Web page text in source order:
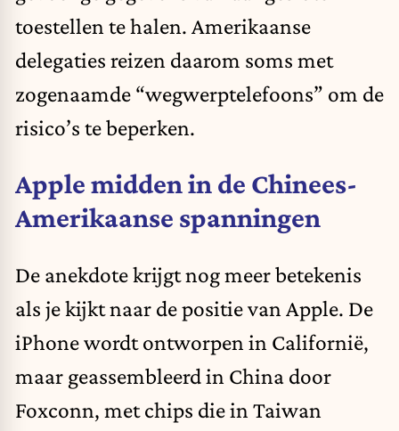
toestellen te halen. Amerikaanse
delegaties reizen daarom soms met
zogenaamde “wegwerptelefoons” om de
risico’s te beperken.
Apple midden in de Chinees-
Amerikaanse spanningen
De anekdote krijgt nog meer betekenis
als je kijkt naar de positie van Apple. De
iPhone wordt ontworpen in Californië,
maar geassembleerd in China door
Foxconn, met chips die in Taiwan